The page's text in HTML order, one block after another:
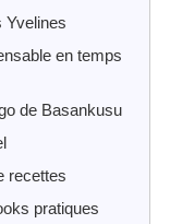
Yvelines
en temps
de Basankusu
recettes
pratiques